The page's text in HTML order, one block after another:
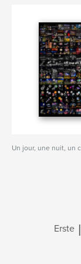
Un jour, une nuit, un
Erste |